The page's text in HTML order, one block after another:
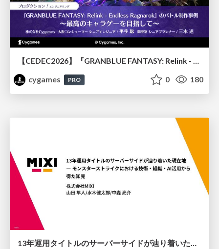
【CEDEC2026】『GRANBLUE FANTASY: Relink - Endless Ragnarok』のバトル制作事例 ～最高のキャラゲーを目指して～
cygames
PRO 0 180
13年運用タイトルのサーバーサイドが辿り着いた現在地 ― モンスターストライクにおける技術・組織・AI活用から得た知見